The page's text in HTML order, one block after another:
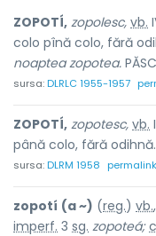
ZOPOTÍ, zopolesc, vb.
colo pînă colo, fără
noaptea zopotea.
sursa:DLRLC 1955-1957
ZOPOTÍ, zopotesc, vb.
până colo, fără odihnă.
sursa:DLRM 1958 permalink
zopotí (a ~) (reg.) vb.,
imperf. 3 sg. zopoteá;